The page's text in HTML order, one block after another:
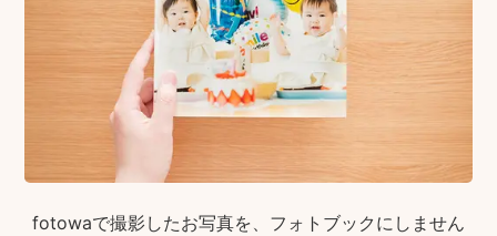
fotowaで撮影したお写真を、フォトブックにしません